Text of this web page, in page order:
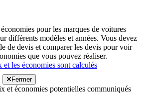
pour les marques de voitures
différents modèles et années. Vous devez
de devis et comparer les devis pour voir
que vous pouvez réaliser.
les économies sont calculés
Fermer
et économies potentielles communiqués